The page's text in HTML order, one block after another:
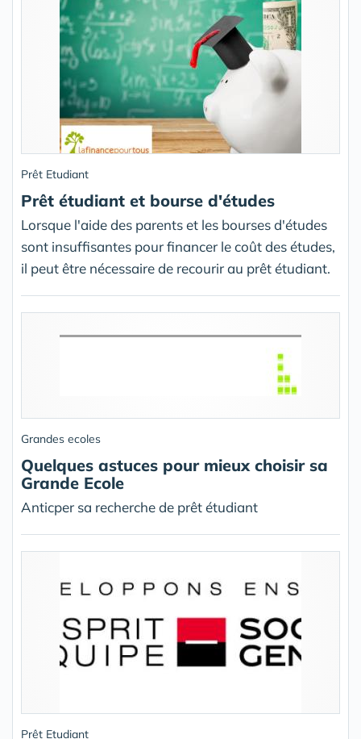
Prêt Etudiant
Prêt étudiant et bourse d'études
Lorsque l'aide des parents et les bourses d'études
sont insuffisantes pour financer le coût des études,
il peut être nécessaire de recourir au prêt étudiant.
Grandes ecoles
Quelques astuces pour mieux choisir sa
Grande Ecole
Anticper sa recherche de prêt étudiant
Prêt Etudiant